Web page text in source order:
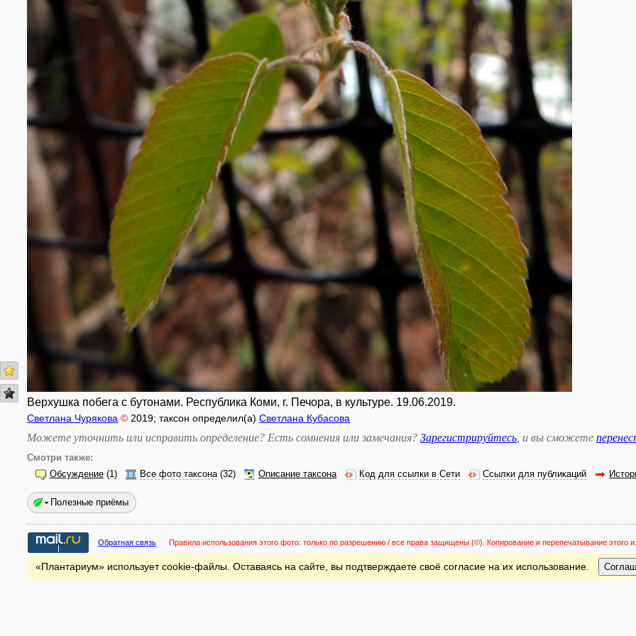
Верхушка побега с бутонами. Республика Коми, г. Печора, в культуре. 19.06.2019.
Светлана Чурякова © 2019; таксон определил(а) Светлана Кубасова
Можете уточнить или исправить определение? Есть сомнения или замечания? Зарегистрируйтесь , и вы сможете
Смотри также:
Обсуждение (1) Все фото таксона(32) Описание таксона Код для ссылки в Сети Ссылки для публикаций
Полезные приёмы
Обратная связь Правила использования этого фото: только по разрешению / все права защищены (©). Копирование и перепечатывание
«Плантариум» использует cookie-файлы. Оставаясь на сайте, вы подтверждаете своё согласие на их использование.